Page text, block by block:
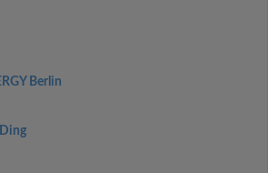
Berlin